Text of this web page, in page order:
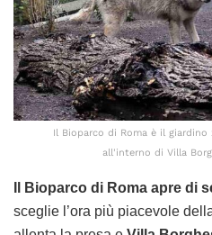
Il Bioparco di Roma è il
all'interno di Villa
Il Bioparco di Roma apre di
sceglie l’ora più piacevole